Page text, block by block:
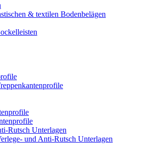
& textilen Bodenbelägen
Rutsch Unterlagen
und Anti-Rutsch Unterlagen